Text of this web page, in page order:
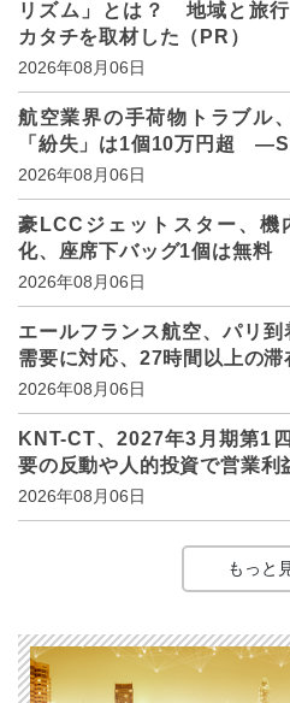
リズム」とは？ 地域と旅
カタチを取材した（PR）
2026年08月06日
航空業界の手荷物トラブル
「紛失」は1個10万円超
2026年08月06日
豪LCCジェットスター、機
化、座席下バッグ1個は無料
2026年08月06日
エールフランス航空、パリ
需要に対応、27時間以上の
2026年08月06日
KNT-CT、2027年3月期第1
要の反動や人的投資で営業利
2026年08月06日
もっと